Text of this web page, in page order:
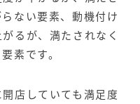
ない要素、動機付け
るが、満たされなく
素です。
店していても満足度